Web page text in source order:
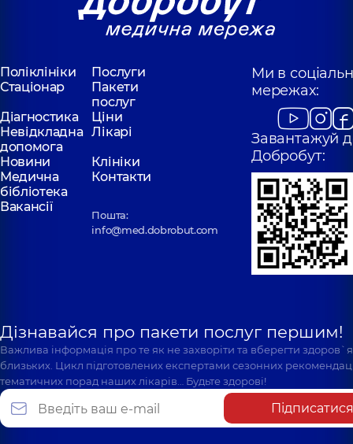
Поліклініки
Послуги
Стаціонар
Пакети
послуг
Діагностика
Ціни
Невідкладна
допомога
Лікарі
Новини
Клініки
Медична
бібліотека
Контакти
Вакансії
Пошта:
info@med.dobrobut.com
Ми в
мережах:
Завантажуй
Добробут:
Дізнавайся про пакети послуг першим!
Важлива інформація про те як не захворіти та вберегти
близьких. Цикл підготовлених експертами сезонних
тематичних порад наших лікарів… Будьте здорові!
Підписатися